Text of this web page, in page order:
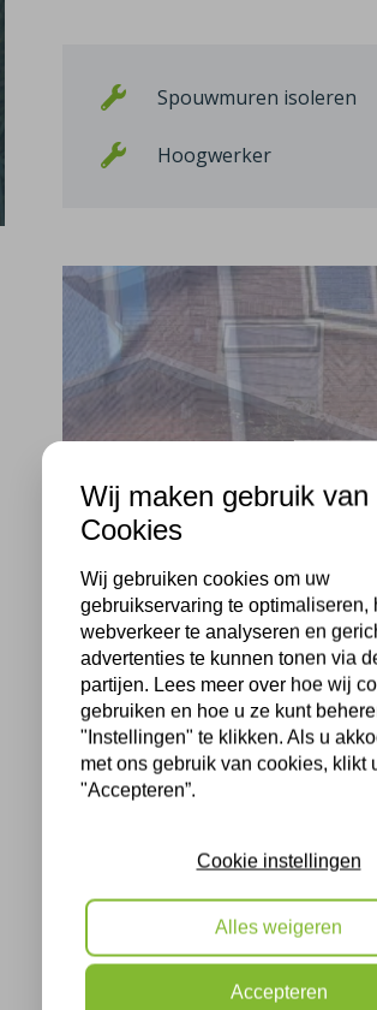
Spouwmuren isoleren
Hoogwerker
Bennekom
Spouwmuren
Wij maken gebruik van
Cookies
Wij gebruiken cookies om uw
gebruikservaring te optimaliseren,
webverkeer te analyseren en
advertenties te kunnen tonen via
partijen. Lees meer over hoe wij
gebruiken en hoe u ze kunt
"Instellingen" te klikken. Als u
met ons gebruik van cookies, klikt
"Accepteren”.
Cookie instellingen
Alles weigeren
Accepteren